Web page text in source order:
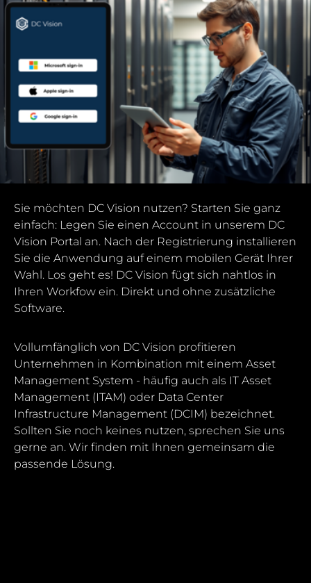
Sie möchten DC Vision nutzen? Starten Sie ganz
einfach: Legen Sie einen Account in unserem DC
Vision Portal an. Nach der Registrierung installieren
Sie die Anwendung auf einem mobilen Gerät Ihrer
Wahl. Los geht es! DC Vision fügt sich nahtlos in
Ihren Workfow ein. Direkt und ohne zusätzliche
Software.
Vollumfänglich von DC Vision profitieren
Unternehmen in Kombination mit einem Asset
Management System - häufig auch als IT Asset
Management (ITAM) oder Data Center
Infrastructure Management (DCIM) bezeichnet.
Sollten Sie noch keines nutzen, sprechen Sie uns
gerne an. Wir finden mit Ihnen gemeinsam die
passende Lösung.